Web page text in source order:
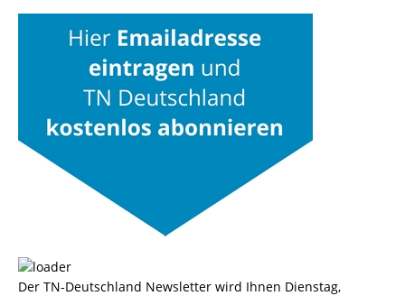
Der TN-Deutschland Newsletter wird Ihnen Dienstag,